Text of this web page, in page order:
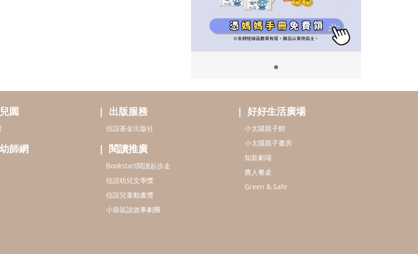
園
師網
出版服務
信誼基金出版社
閱讀推廣
Bookstart閱讀起步走
信誼幼兒文學獎
信誼兒童動畫獎
小袋鼠說故事劇團
好好生活廣場
小太陽親子館
小太陽親子書房
知新劇場
農人餐桌
Green & Safe